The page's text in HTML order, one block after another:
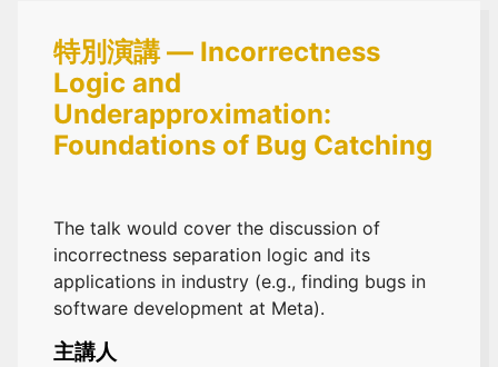
特別演講 — Incorrectness
Logic and
Underapproximation:
Foundations of Bug Catching
The talk would cover the discussion of
incorrectness separation logic and its
applications in industry (e.g., finding bugs in
software development at Meta).
主講人